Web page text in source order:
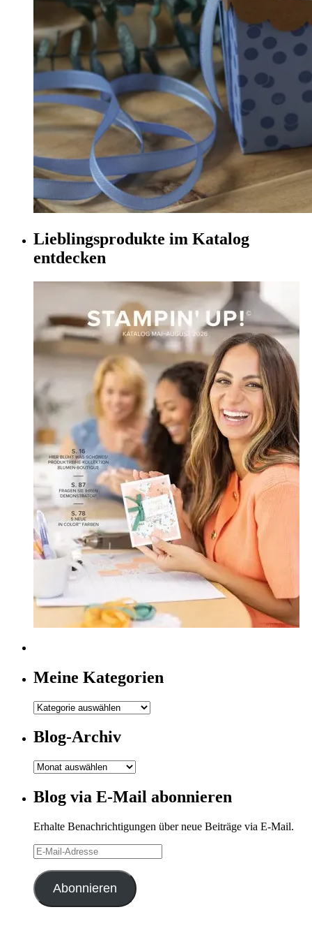
Lieblingsprodukte im Katalog
entdecken
Meine Kategorien
Meine
Blog-Archiv
Blog-
Blog via E-Mail abonnieren
Erhalte Benachrichtigungen über neue Beiträge via E-Mail.
E-
Mail-
Adresse
Abonnieren